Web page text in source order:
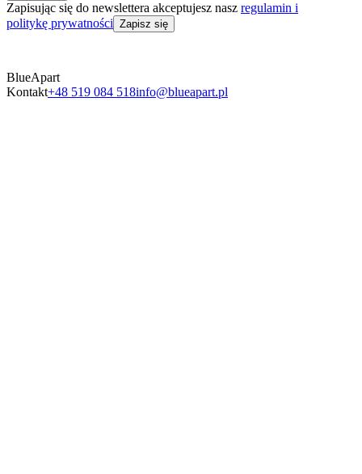
Zapisując się do newslettera akceptujesz nasz regulamin i
politykę prywatności Zapisz się
BlueApart
Kontakt+48 519 084 518info@blueapart.pl